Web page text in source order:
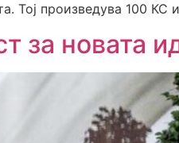
Тој произведува 100
за новата